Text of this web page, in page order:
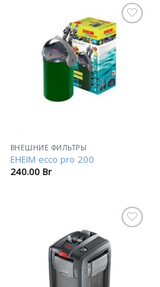
В
избранное
ВНЕШНИЕ ФИЛЬТРЫ
EHEIM ecco pro 200
240.00 Br
избранное